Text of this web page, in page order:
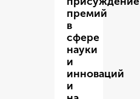
премий
в
сфере
науки
и
инноваций
и